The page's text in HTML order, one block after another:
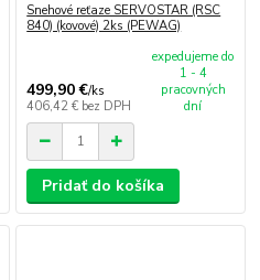
Snehové reťaze SERVOSTAR (RSC
840) (kovové) 2ks (PEWAG)
499,90 €/ks
406,42 € bez DPH
expedujeme do
1 - 4
pracovných
dní
Pridať do košíka